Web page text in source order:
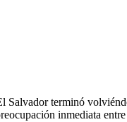
Salvador terminó
inmediata